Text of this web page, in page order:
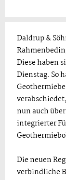
Daldrup &
Diese haben
Dienstag. So
nun auch
integrierter
Die neuen
verbindliche